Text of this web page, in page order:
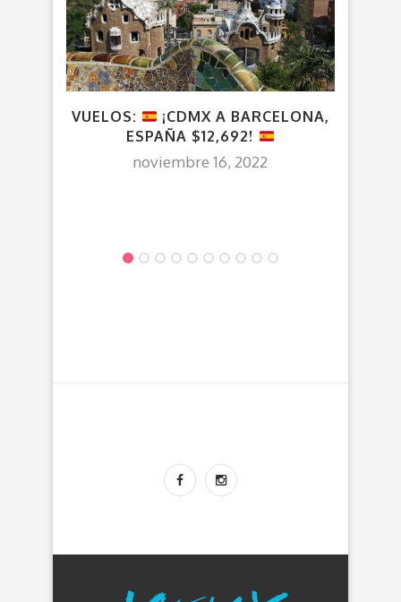
VUELOS:
¡CDMX A BARCELONA,
ESPAÑA $12,692!
noviembre 16, 2022